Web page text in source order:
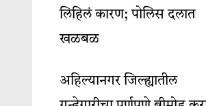
लिहिलं कारण; पोलिस दलात
खळबळ
अहिल्यानगर जिल्ह्यातील